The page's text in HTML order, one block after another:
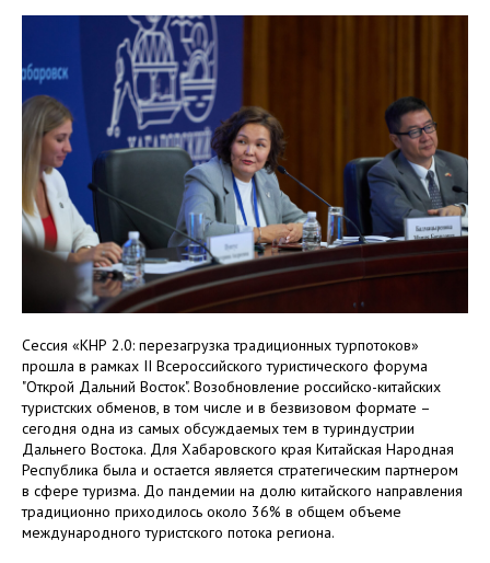
Сессия «КНР 2.0: перезагрузка традиционных турпотоков»
прошла в рамках II Всероссийского туристического форума
"Открой Дальний Восток". Возобновление российско-китайских
туристских обменов, в том числе и в безвизовом формате –
сегодня одна из самых обсуждаемых тем в туриндустрии
Дальнего Востока. Для Хабаровского края Китайская Народная
Республика была и остается является стратегическим партнером
в сфере туризма. До пандемии на долю китайского направления
традиционно приходилось около 36% в общем объеме
международного туристского потока региона.